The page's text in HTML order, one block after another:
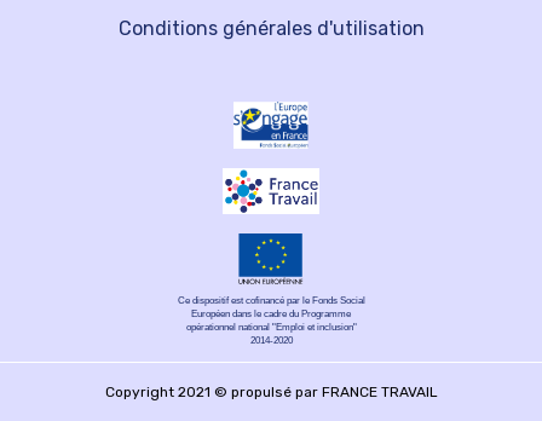
Conditions générales d'utilisation
Ce dispositif est cofinancé par le Fonds Social
Européen dans le cadre du Programme
opérationnel national "Emploi et inclusion"
2014-2020
Copyright 2021 © propulsé par FRANCE TRAVAIL